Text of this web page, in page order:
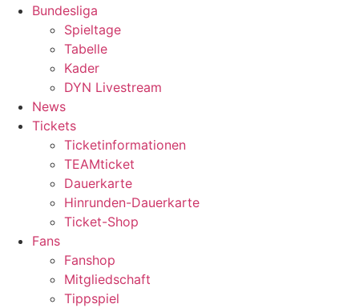
Bundesliga
Spieltage
Tabelle
Kader
DYN Livestream
News
Tickets
Ticketinformationen
TEAMticket
Dauerkarte
Hinrunden-Dauerkarte
Ticket-Shop
Fans
Fanshop
Mitgliedschaft
Tippspiel